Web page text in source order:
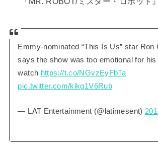
Emmy-nominated “This Is Us” star Ron
says the show was too emotional for his
watch https://t.co/NGvzEyFbTa
pic.twitter.com/kikg1V6Rub
— LAT Entertainment (@latimesent)